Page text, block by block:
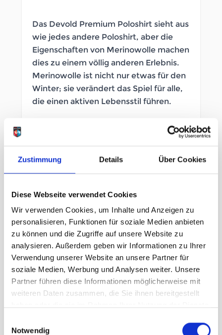
Zustimmung Details Über Cookies
Diese Webseite verwendet Cookies
Wir verwenden Cookies, um Inhalte und Anzeigen zu
personalisieren, Funktionen für soziale Medien anbieten
zu können und die Zugriffe auf unsere Website zu
analysieren. Außerdem geben wir Informationen zu Ihrer
Verwendung unserer Website an unsere Partner für
soziale Medien, Werbung und Analysen weiter. Unsere
Partner führen diese Informationen möglicherweise mit
weiteren Daten zusammen, die Sie ihnen bereitgestellt
Notwendig
Das Devold Premium Poloshirt sieht aus
wie jedes andere Poloshirt, aber die
Eigenschaften von Merinowolle machen
dies zu einem völlig anderen Erlebnis.
Merinowolle ist nicht nur etwas für den
Winter; sie verändert das Spiel für alle,
die einen aktiven Lebensstil führen.
Artikelnummer LB_2641540002
S M L XXL
unser Preis ab:129,95 €
Menge